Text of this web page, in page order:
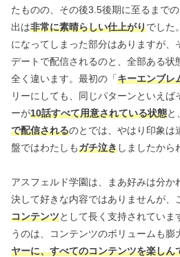
たものの、その後3.5後期に至るまで
出は非常に素晴らしい仕上がりでした
になってしまった部分はありますが、
デートで配信されるのと、全部ある状
全く違います。最初の「キーエンブレ
リーにしても、同じパターンといえば
ーが10話すべて用意されている状態と、
で配信されるのとでは、やはり印象は
盤ではわたしもガチ泣きしましたから
アスフェルド学園は、まあ好みは分か
決して好きな内容ではありませんが、
コンテンツとして長く支持されてい
うのは、コンテンツのボリュームも膨
ヤーに、すべてのコンテンツを楽しん